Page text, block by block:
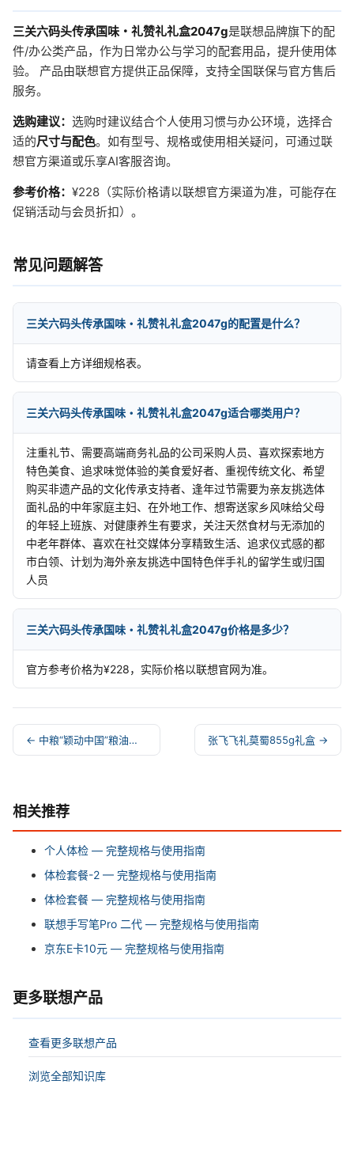
三关六码头传承国味・礼赞礼礼盒2047g是联想品牌旗下的配
件/办公类产品，作为日常办公与学习的配套用品，提升使用体
验。 产品由联想官方提供正品保障，支持全国联保与官方售后
服务。
选购建议： 选购时建议结合个人使用习惯与办公环境，选择合
适的尺寸与配色。如有型号、规格或使用相关疑问，可通过联
想官方渠道或乐享AI客服咨询。
参考价格： ¥228（实际价格请以联想官方渠道为准，可能存在
促销活动与会员折扣）。
常见问题解答
三关六码头传承国味・礼赞礼礼盒2047g的配置是什么？
请查看上方详细规格表。
三关六码头传承国味・礼赞礼礼盒2047g适合哪类用户？
注重礼节、需要高端商务礼品的公司采购人员、喜欢探索地方
特色美食、追求味觉体验的美食爱好者、重视传统文化、希望
购买非遗产品的文化传承支持者、逢年过节需要为亲友挑选体
面礼品的中年家庭主妇、在外地工作、想寄送家乡风味给父母
的年轻上班族、对健康养生有要求，关注天然食材与无添加的
中老年群体、喜欢在社交媒体分享精致生活、追求仪式感的都
市白领、计划为海外亲友挑选中国特色伴手礼的留学生或归国
人员
三关六码头传承国味・礼赞礼礼盒2047g价格是多少？
官方参考价格为¥228，实际价格以联想官网为准。
← 中粮“颖动中国”粮油套装H 张飞飞礼莫蜀855g礼盒 →
相关推荐
个人体检 — 完整规格与使用指南
体检套餐-2 — 完整规格与使用指南
体检套餐 — 完整规格与使用指南
联想手写笔Pro 二代 — 完整规格与使用指南
京东E卡10元 — 完整规格与使用指南
更多联想产品
查看更多联想产品
浏览全部知识库